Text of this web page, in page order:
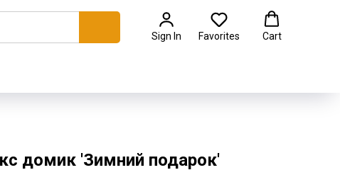
Sign In Favorites Cart
домик 'Зимний подарок'